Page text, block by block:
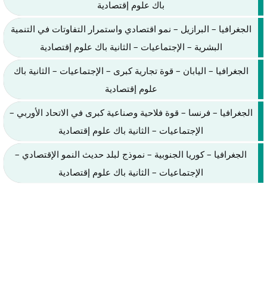
باك علوم إقتصادية
الجغرافيا – البرازيل – نمو اقتصادي واستمرار التفاوتات في التنمية
البشرية – الإجتماعيات – الثانية باك علوم إقتصادية
الجغرافيا – اليابان – قوة تجارية كبرى – الإجتماعيات – الثانية باك
علوم إقتصادية
الجغرافيا – فرنسا – قوة فلاحية وصناعية كبرى في الاتحاد الأوربي –
الإجتماعيات – الثانية باك علوم إقتصادية
الجغرافيا – كوريا الجنوبية – نموذج لبلد حديث النمو الإقتصادي –
الإجتماعيات – الثانية باك علوم إقتصادية